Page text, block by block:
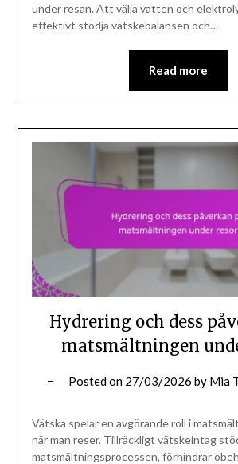
under resan. Att välja vatten och
effektivt stödja vätskebalansen och…
Read more
Hydrering och dess
matsmältningen
Posted on 27/03/2026 by Mia
Vätska spelar en avgörande roll i
när man reser. Tillräckligt vätskeintag
matsmältningsprocessen, förhindrar